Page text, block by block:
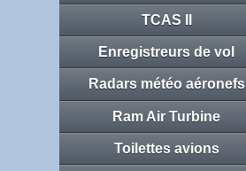
TCAS II
Enregistreurs de vol
Radars météo aéronefs
Ram Air Turbine
Toilettes avions